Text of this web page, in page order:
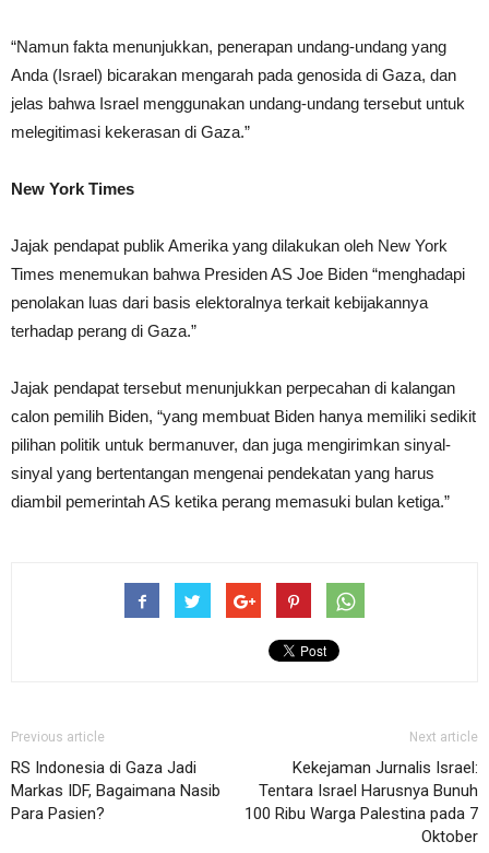
“Namun fakta menunjukkan, penerapan undang-undang yang
Anda (Israel) bicarakan mengarah pada genosida di Gaza, dan
jelas bahwa Israel menggunakan undang-undang tersebut untuk
melegitimasi kekerasan di Gaza.”
New York Times
Jajak pendapat publik Amerika yang dilakukan oleh New York
Times menemukan bahwa Presiden AS Joe Biden “menghadapi
penolakan luas dari basis elektoralnya terkait kebijakannya
terhadap perang di Gaza.”
Jajak pendapat tersebut menunjukkan perpecahan di kalangan
calon pemilih Biden, “yang membuat Biden hanya memiliki sedikit
pilihan politik untuk bermanuver, dan juga mengirimkan sinyal-
sinyal yang bertentangan mengenai pendekatan yang harus
diambil pemerintah AS ketika perang memasuki bulan ketiga.”
Previous article
RS Indonesia di Gaza Jadi
Markas IDF, Bagaimana Nasib
Para Pasien?
Next article
Kekejaman Jurnalis Israel:
Tentara Israel Harusnya Bunuh
100 Ribu Warga Palestina pada 7
Oktober